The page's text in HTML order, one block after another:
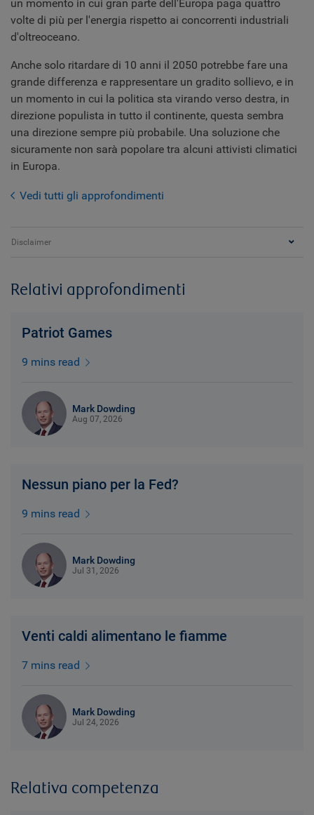
un momento in cui gran parte dell'Europa paga quattro
volte di più per l'energia rispetto ai concorrenti industriali
d'oltreoceano.
Anche solo ritardare di 10 anni il 2050 potrebbe fare una
grande differenza e rappresentare un gradito sollievo, e in
un momento in cui la politica sta virando verso destra, in
direzione populista in tutto il continente, questa sembra
una direzione sempre più probabile. Una soluzione che
sicuramente non sarà popolare tra alcuni attivisti climatici
in Europa.
Vedi tutti gli approfondimenti
Disclaimer
Relativi approfondimenti
Patriot Games
9 mins read
Mark Dowding
Aug 07, 2026
Nessun piano per la Fed?
9 mins read
Mark Dowding
Jul 31, 2026
Venti caldi alimentano le fiamme
7 mins read
Mark Dowding
Jul 24, 2026
Relativa competenza